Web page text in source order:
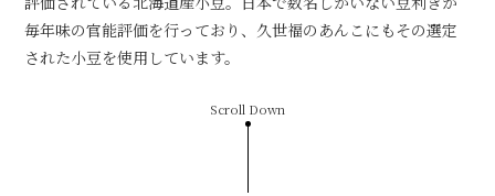
毎年味の官能評価を行っており、久世福のあんこにもその選定
された小豆を使用しています。
Scroll Down